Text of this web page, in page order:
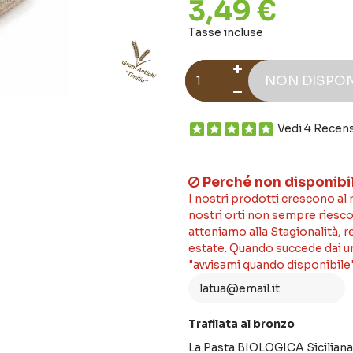
3,49 €
Tasse incluse
NON
Vedi 4
Perché non
I nostri prodotti crescono al
nostri orti non sempre
atteniamo alla Stagionalità,
estate. Quando succede dai
"avvisami quando
Trafilata al bronzo
La Pasta BIOLOGICA